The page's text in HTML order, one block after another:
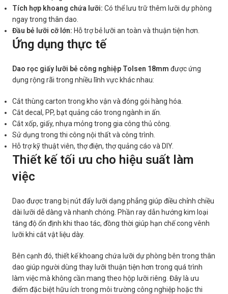
Tích hợp khoang chứa lưỡi: Có thể lưu trữ thêm lưỡi dự phòng
ngay trong thân dao.
Đầu bẻ lưỡi cỡ lớn: Hỗ trợ bẻ lưỡi an toàn và thuận tiện hơn.
Ứng dụng thực tế
Dao rọc giấy lưỡi bẻ công nghiệp Tolsen 18mm được ứng
dụng rộng rãi trong nhiều lĩnh vực khác nhau:
Cắt thùng carton trong kho vận và đóng gói hàng hóa.
Cắt decal, PP, bạt quảng cáo trong ngành in ấn.
Cắt xốp, giấy, nhựa mỏng trong gia công thủ công.
Sử dụng trong thi công nội thất và công trình.
Hỗ trợ kỹ thuật viên, thợ điện, thợ quảng cáo và DIY.
Thiết kế tối ưu cho hiệu suất làm
việc
Dao được trang bị nút đẩy lưỡi dạng phẳng giúp điều chỉnh chiều
dài lưỡi dễ dàng và nhanh chóng. Phần ray dẫn hướng kim loại
tăng độ ổn định khi thao tác, đồng thời giúp hạn chế cong vênh
lưỡi khi cắt vật liệu dày.
Bên cạnh đó, thiết kế khoang chứa lưỡi dự phòng bên trong thân
dao giúp người dùng thay lưỡi thuận tiện hơn trong quá trình
làm việc mà không cần mang theo hộp lưỡi riêng. Đây là ưu
điểm đặc biệt hữu ích trong môi trường công nghiệp hoặc thi